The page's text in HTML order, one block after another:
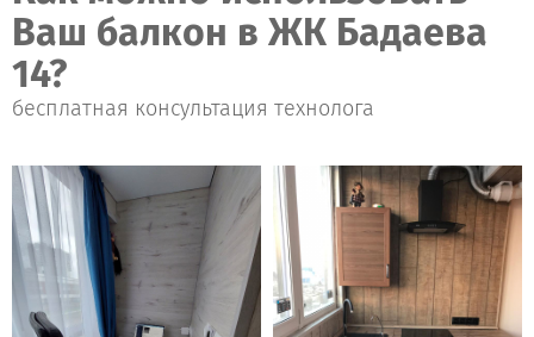
Ваш балкон в ЖК Бадаева
14?
бесплатная консультация технолога